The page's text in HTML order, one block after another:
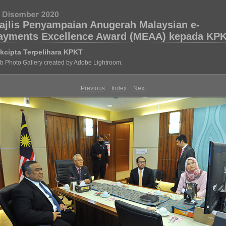
Penyampaian Anugerah Malaysian e-
Excellence Award (MEAA) kepada
Terpelihara KPKT
Photo Gallery created by Adobe Lightroom.
Previous Index Next